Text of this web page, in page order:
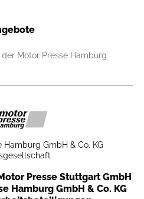
Motor Presse Hamburg
Hamburg GmbH & Co. KG
Presse Stuttgart GmbH
Hamburg GmbH & Co. KG